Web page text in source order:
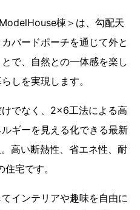
棟＞は、勾配天
バードポーチを通じて外と
で、自然との一体感を楽し
しを実現します。
でなく、2×6工法による高
ギーを見える化できる最新
高い断熱性、省エネ性、耐
宅です。
インテリアや趣味を自由に